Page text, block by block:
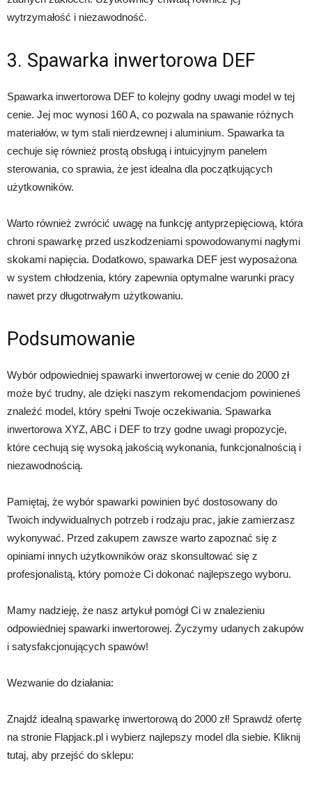
wytrzymałość i niezawodność.
3. Spawarka inwertorowa DEF
Spawarka inwertorowa DEF to kolejny godny uwagi model w tej
cenie. Jej moc wynosi 160 A, co pozwala na spawanie różnych
materiałów, w tym stali nierdzewnej i aluminium. Spawarka ta
cechuje się również prostą obsługą i intuicyjnym panelem
sterowania, co sprawia, że jest idealna dla początkujących
użytkowników.
Warto również zwrócić uwagę na funkcję antyprzepięciową, która
chroni spawarkę przed uszkodzeniami spowodowanymi nagłymi
skokami napięcia. Dodatkowo, spawarka DEF jest wyposażona
w system chłodzenia, który zapewnia optymalne warunki pracy
nawet przy długotrwałym użytkowaniu.
Podsumowanie
Wybór odpowiedniej spawarki inwertorowej w cenie do 2000 zł
może być trudny, ale dzięki naszym rekomendacjom powinieneś
znaleźć model, który spełni Twoje oczekiwania. Spawarka
inwertorowa XYZ, ABC i DEF to trzy godne uwagi propozycje,
które cechują się wysoką jakością wykonania, funkcjonalnością i
niezawodnością.
Pamiętaj, że wybór spawarki powinien być dostosowany do
Twoich indywidualnych potrzeb i rodzaju prac, jakie zamierzasz
wykonywać. Przed zakupem zawsze warto zapoznać się z
opiniami innych użytkowników oraz skonsultować się z
profesjonalistą, który pomoże Ci dokonać najlepszego wyboru.
Mamy nadzieję, że nasz artykuł pomógł Ci w znalezieniu
odpowiedniej spawarki inwertorowej. Życzymy udanych zakupów
i satysfakcjonujących spawów!
Wezwanie do działania:
Znajdź idealną spawarkę inwertorową do 2000 zł! Sprawdź ofertę
na stronie Flapjack.pl i wybierz najlepszy model dla siebie. Kliknij
tutaj, aby przejść do sklepu: